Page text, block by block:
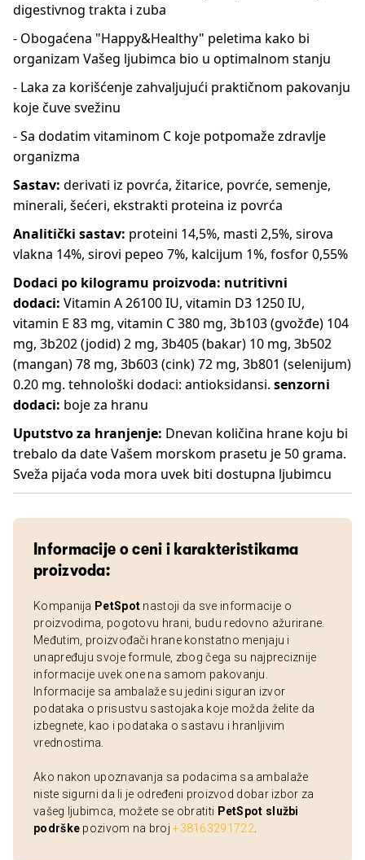
digestivnog trakta i zuba
- Obogaćena "Happy&Healthy" peletima kako bi
organizam Vašeg ljubimca bio u optimalnom stanju
- Laka za korišćenje zahvaljujući praktičnom pakovanju
koje čuve svežinu
- Sa dodatim vitaminom C koje potpomaže zdravlje
organizma
Sastav: derivati iz povrća, žitarice, povrće, semenje,
minerali, šećeri, ekstrakti proteina iz povrća
Analitički sastav: proteini 14,5%, masti 2,5%, sirova
vlakna 14%, sirovi pepeo 7%, kalcijum 1%, fosfor 0,55%
Dodaci po kilogramu proizvoda: nutritivni
dodaci: Vitamin A 26100 IU, vitamin D3 1250 IU,
vitamin E 83 mg, vitamin C 380 mg, 3b103 (gvožđe) 104
mg, 3b202 (jodid) 2 mg, 3b405 (bakar) 10 mg, 3b502
(mangan) 78 mg, 3b603 (cink) 72 mg, 3b801 (selenijum)
0.20 mg. tehnološki dodaci: antioksidansi. senzorni
dodaci: boje za hranu
Uputstvo za hranjenje: Dnevan količina hrane koju bi
trebalo da date Vašem morskom prasetu je 50 grama.
Sveža pijaća voda mora uvek biti dostupna ljubimcu
Informacije o ceni i karakteristikama
proizvoda:
Kompanija PetSpot nastoji da sve informacije o
proizvodima, pogotovu hrani, budu redovno ažurirane.
Međutim, proizvođači hrane konstatno menjaju i
unapređuju svoje formule, zbog čega su najpreciznije
informacije uvek one na samom pakovanju.
Informacije sa ambalaže su jedini siguran izvor
podataka o prisustvu sastojaka koje možda želite da
izbegnete, kao i podataka o sastavu i hranljivim
vrednostima.
Ako nakon upoznavanja sa podacima sa ambalaže
niste sigurni da li je određeni proizvod dobar izbor za
vašeg ljubimca, možete se obratiti PetSpot službi
podrške pozivom na broj+38163291722